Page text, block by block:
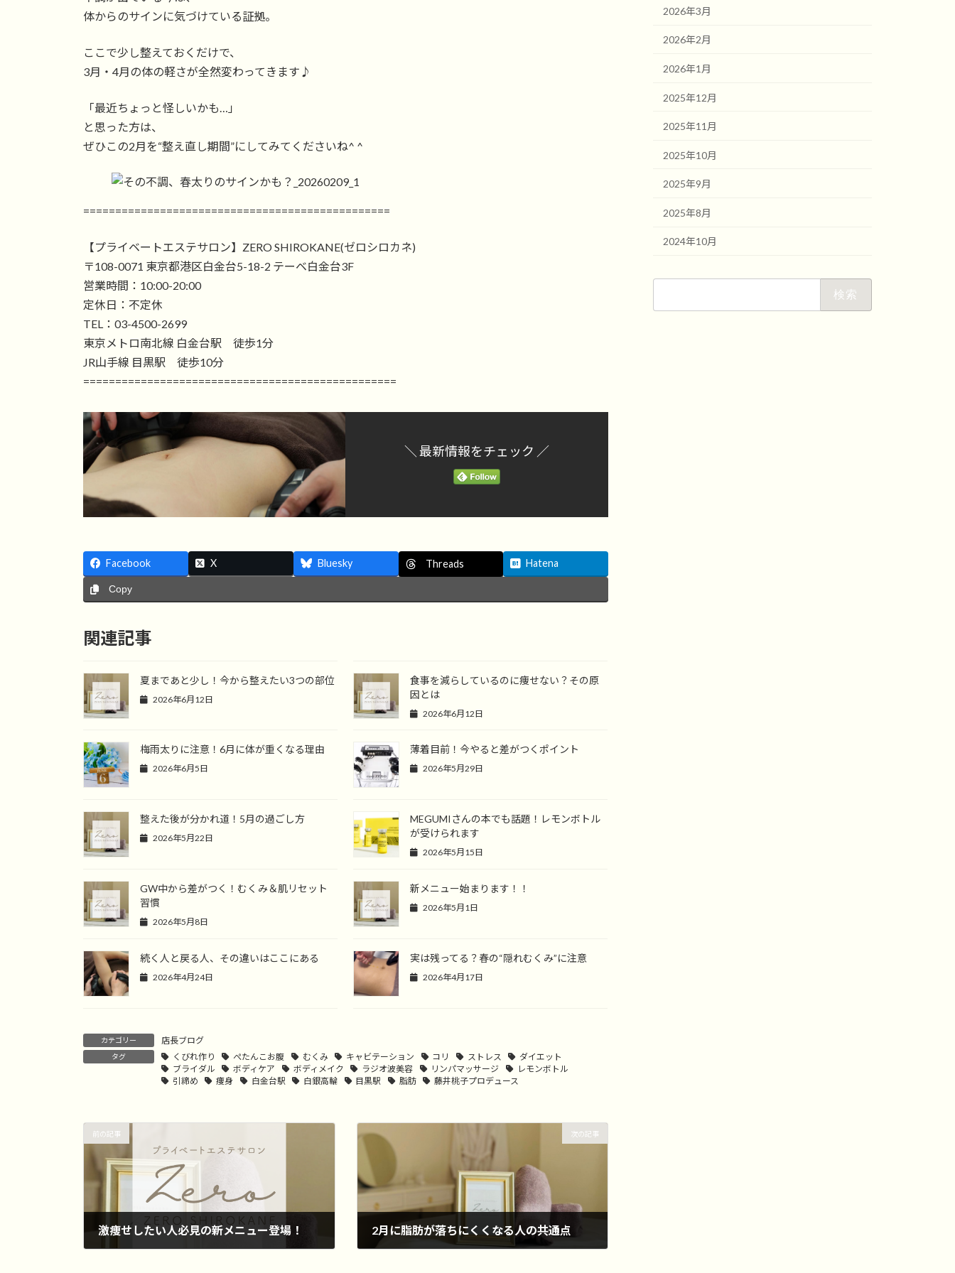
体からのサインに気づけている証拠。
ここで少し整えておくだけで、
3月・4月の体の軽さが全然変わってきます♪
「最近ちょっと怪しいかも…」
と思った方は、
ぜひこの2月を“整え直し期間”にしてみてくださいね^ ^
================================================
【プライベートエステサロン】ZERO SHIROKANE(ゼロシロカネ)
〒108-0071 東京都港区白金台5-18-2 テーベ白金台3F
営業時間：10:00-20:00
定休日：不定休
TEL：03-4500-2699
東京メトロ南北線 白金台駅 徒歩1分
JR山手線 目黒駅 徒歩10分
=================================================
＼ 最新情報をチェック ／
Facebook X Bluesky Threads Hatena
Copy
関連記事
夏まであと少し！今から整えたい3つの部位
2026年6月12日
食事を減らしているのに痩せない？その原
因とは
2026年6月12日
梅雨太りに注意！6月に体が重くなる理由
2026年6月5日
薄着目前！今やると差がつくポイント
2026年5月29日
整えた後が分かれ道！5月の過ごし方
2026年5月22日
MEGUMIさんの本でも話題！レモンボトル
が受けられます
2026年5月15日
GW中から差がつく！むくみ＆肌リセット
習慣
2026年5月8日
新メニュー始まります！！
2026年5月1日
続く人と戻る人、その違いはここにある
2026年4月24日
実は残ってる？春の“隠れむくみ”に注意
2026年4月17日
カテゴリー 店長ブログ
タグ くびれ作り ぺたんこお腹 むくみ キャビテーション コリ ストレス
ダイエット
ブライダル
ボディケア ボディメイク ラジオ波美容 リンパマッサージ
レモンボトル
引締め
痩身 白金台駅 白銀高輪 目黒駅 脂肪 藤井桃子プロデュース
前の記事
激痩せしたい人必見の新メニュー登場！
次の記事
2月に脂肪が落ちにくくなる人の共通点
2026年3月
2026年2月
2026年1月
2025年12月
2025年11月
2025年10月
2025年9月
2025年8月
2024年10月